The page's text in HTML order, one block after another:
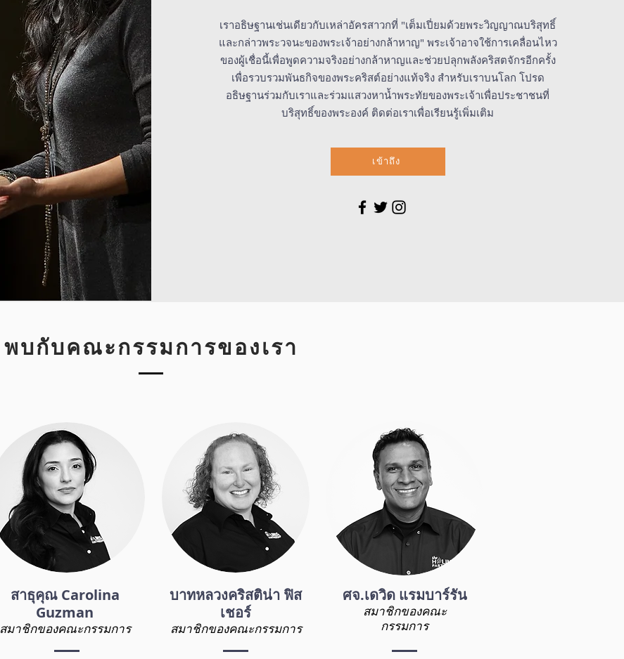
เราอธิษฐานเช่นเดียวกับเหล่าอัครสาวกที่ "เต็มเปี่ยมด้วยพระวิญญาณบริสุทธิ์
และกล่าวพระวจนะของพระเจ้าอย่างกล้าหาญ" พระเจ้าอาจใช้การเคลื่อนไหว
ของผู้เชื่อนี้เพื่อพูดความจริงอย่างกล้าหาญและช่วยปลุกพลังคริสตจักรอีกครั้ง
เพื่อรวบรวมพันธกิจของพระคริสต์อย่างแท้จริง สำหรับเราบนโลก โปรด
อธิษฐานร่วมกับเราและร่วมแสวงหาน้ำพระทัยของพระเจ้าเพื่อประชาชนที่
บริสุทธิ์ของพระองค์ ติดต่อเราเพื่อเรียนรู้เพิ่มเติม
เข้าถึง
พบกับคณะกรรมการของเรา
สาธุคุณ Carolina
Guzman
สมาชิกของคณะกรรมการ
บาทหลวงคริสติน่า ฟิส
เชอร์
สมาชิกของคณะกรรมการ
ศจ.เดวิด แรมบาร์รัน
สมาชิกของคณะ
กรรมการ